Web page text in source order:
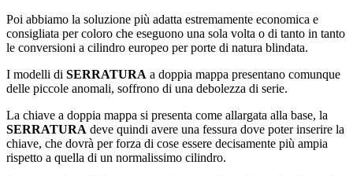
Poi abbiamo la soluzione più adatta estremamente economica e
consigliata per coloro che eseguono una sola volta o di tanto in tanto
le conversioni a cilindro europeo per porte di natura blindata.
I modelli di SERRATURA a doppia mappa presentano comunque
delle piccole anomali, soffrono di una debolezza di serie.
La chiave a doppia mappa si presenta come allargata alla base, la
SERRATURA deve quindi avere una fessura dove poter inserire la
chiave, che dovrà per forza di cose essere decisamente più ampia
rispetto a quella di un normalissimo cilindro.